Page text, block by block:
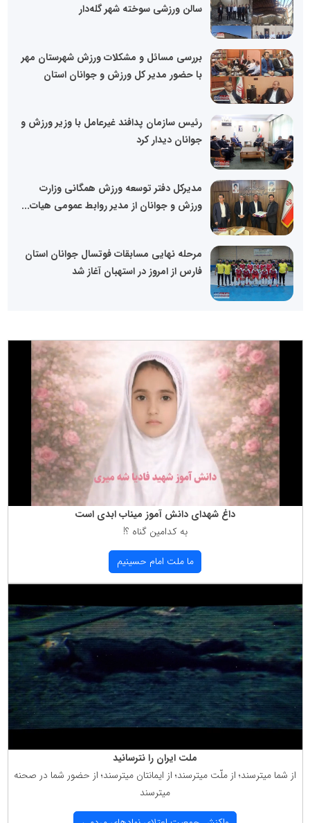
سالن ورزشی سوخته شهر گله‌دار
بررسی مسائل و مشکلات ورزش شهرستان مهر
با حضور مدیر کل ورزش و جوانان استان
رئیس سازمان پدافند غیرعامل با وزیر ورزش و
جوانان دیدار کرد
مدیرکل دفتر توسعه ورزش همگانی وزارت
ورزش و جوانان از مدیر روابط عمومی هیات...
مرحله نهایی مسابقات فوتسال جوانان استان
فارس از امروز در استهبان آغاز شد
داغ شهدای دانش آموز میناب ابدی است
به كدامین گناه ؟!
ما ملت امام حسینیم
ملت ایران را نترسانید
از شما میترسند؛ از ملّت میترسند؛ از ایمانتان میترسند؛ از حضور شما در صحنه
میترسند